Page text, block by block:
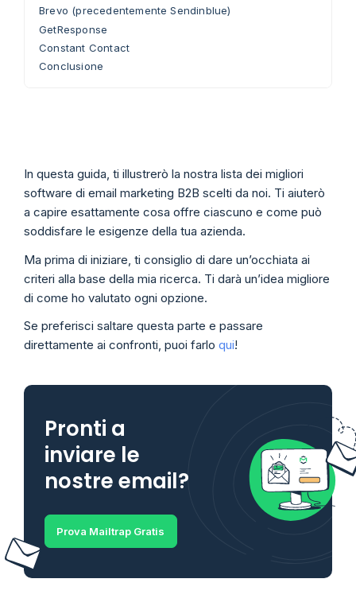
Brevo (precedentemente Sendinblue)
GetResponse
Constant Contact
Conclusione
In questa guida, ti illustrerò la nostra lista dei migliori
software di email marketing B2B scelti da noi. Ti aiuterò
a capire esattamente cosa offre ciascuno e come può
soddisfare le esigenze della tua azienda.
Ma prima di iniziare, ti consiglio di dare un’occhiata ai
criteri alla base della mia ricerca. Ti darà un’idea migliore
di come ho valutato ogni opzione.
Se preferisci saltare questa parte e passare
direttamente ai confronti, puoi farlo qui!
Pronti a
inviare le
nostre email?
Prova Mailtrap Gratis